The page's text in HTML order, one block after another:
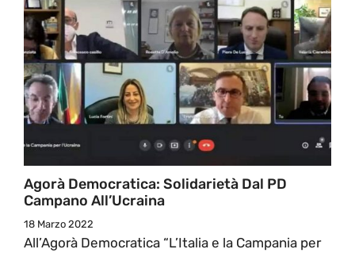
Agorà Democratica: Solidarietà Dal PD
Campano All’Ucraina
18 Marzo 2022
All’Agorà Democratica “L’Italia e la Campania per